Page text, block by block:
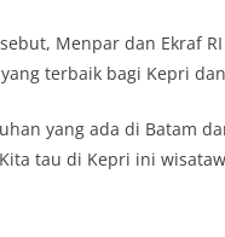
Menpar dan Ekraf
terbaik bagi Kepri
yang ada di Batam
tau di Kepri ini